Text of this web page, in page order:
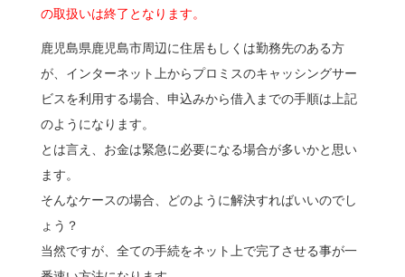
の取扱いは終了となります。
鹿児島県鹿児島市周辺に住居もしくは勤務先のある方
が、インターネット上からプロミスのキャッシングサー
ビスを利用する場合、申込みから借入までの手順は上記
のようになります。
とは言え、お金は緊急に必要になる場合が多いかと思い
ます。
そんなケースの場合、どのように解決すればいいのでし
ょう？
当然ですが、全ての手続をネット上で完了させる事が一